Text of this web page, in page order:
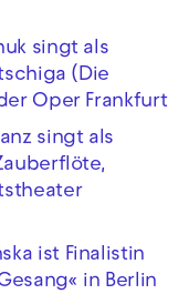
singt als
(Die
Oper Frankfurt
singt als
ist Finalistin
in Berlin